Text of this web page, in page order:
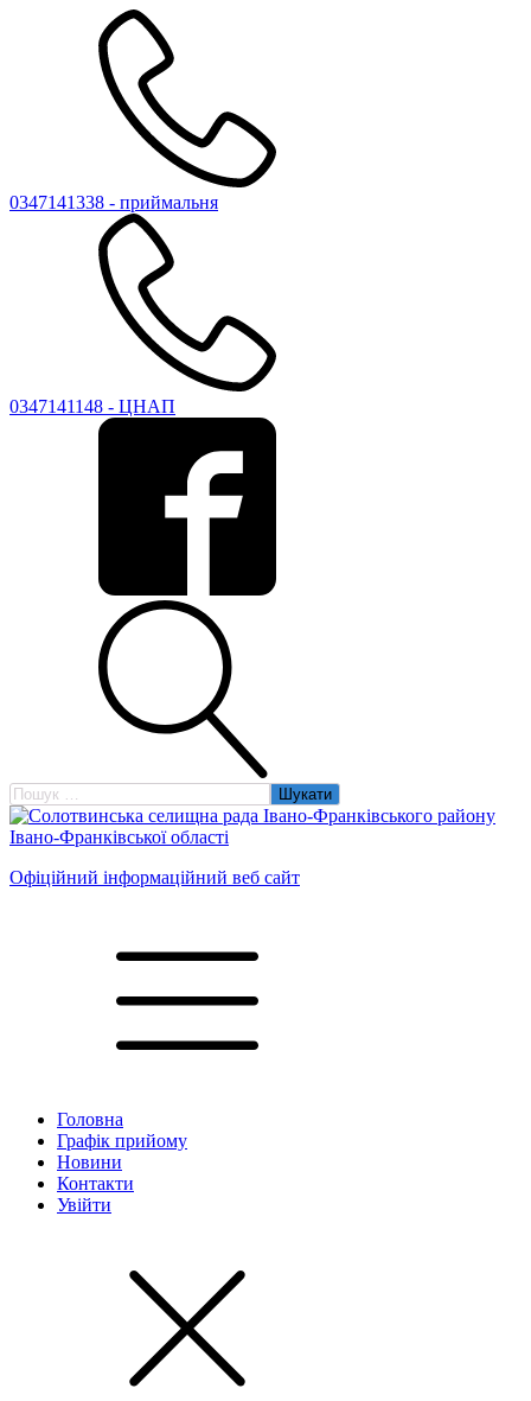
0347141338 - приймальня
0347141148 - ЦНАП
Пошук:
Офіційний інформаційний веб сайт
Головна
Графік прийому
Новини
Контакти
Увійти